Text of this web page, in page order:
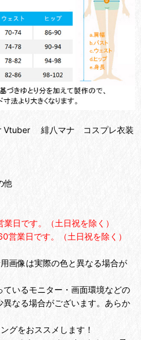
Vtuber 緋八マナ コスプレ衣装
他
日です。（土日祝を除く）
業日です。（土日祝を除く）
画像は実際の色と異なる場合が
いるモニター・画面環境などの
なる場合がございます。あらか
グをおススメします！